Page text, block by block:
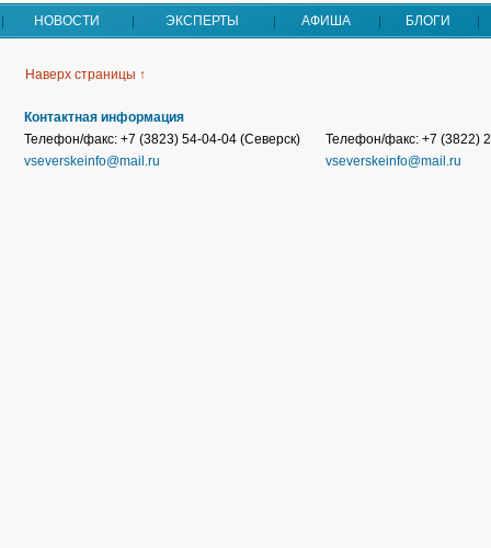
НОВОСТИ ЭКСПЕРТЫ АФИША БЛОГИ
Наверх страницы ↑
Контактная информация
Телефон/факс: +7 (3823) 54-04-04 (Северск)
vseverskeinfo@mail.ru
Телефон/факс: +7 (3822)
vseverskeinfo@mail.ru